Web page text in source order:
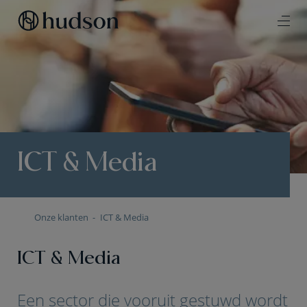
ICT & Media
Onze klanten ICT & Media
ICT & Media
Een sector die vooruit gestuwd wordt